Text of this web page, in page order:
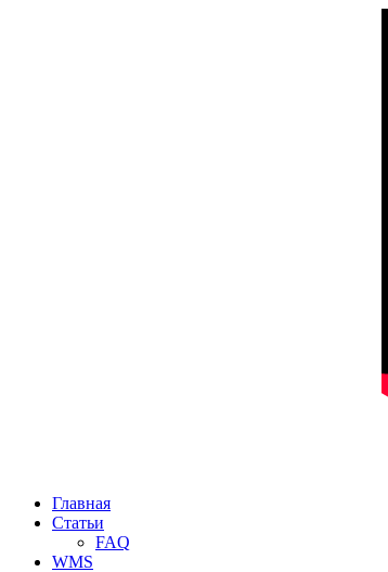
Главная
Статьи
FAQ
WMS